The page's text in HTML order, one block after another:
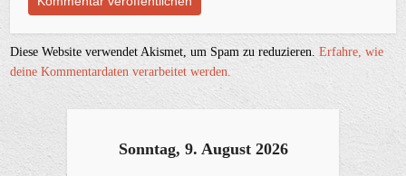
Diese Website verwendet Akismet, um Spam zu reduzieren.Erfahre, wie
deine Kommentardaten verarbeitet werden.
Sonntag, 9. August 2026